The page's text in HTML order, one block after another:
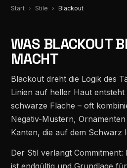
Start Stile Blackout
WAS BLACKOUT
MACHT
Blackout dreht die Logik des
Linien auf heller Haut entsteht
schwarze Fläche – oft
Negativ-Mustern,
Kanten, die auf dem Schwarz
Der Stil verlangt Commitment:
ist endgültig und Grundlage